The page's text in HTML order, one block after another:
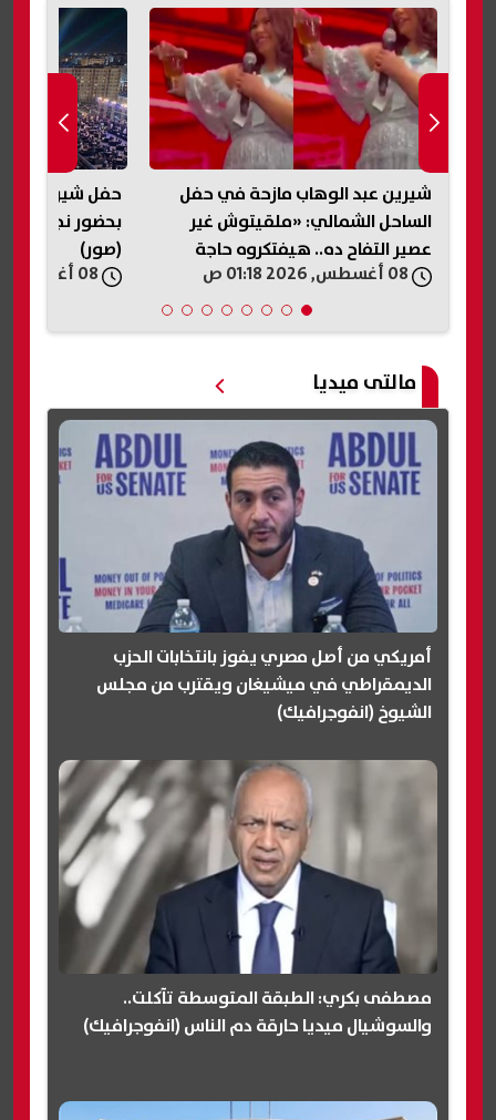
شيرين عبد الوهاب مازحة في حفل
الساحل الشمالي: «ملقيتوش غير
عصير التفاح ده.. هيفتكروه حاجة
تانية؟»
حفل شيرين عبد
بحضور نجوم
(صور)
مالتى ميديا
أمريكي من أصل مصري يفوز بانتخابات الحزب
الديمقراطي في ميشيغان ويقترب من مجلس
الشيوخ (انفوجرافيك)
مصطفى بكري: الطبقة المتوسطة تآكلت..
والسوشيال ميديا حارقة دم الناس (انفوجرافيك)